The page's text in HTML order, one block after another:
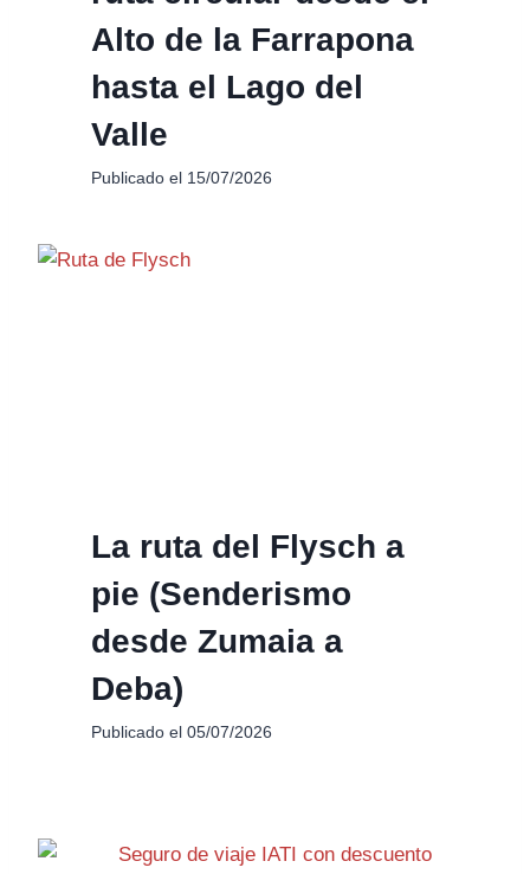
Alto de la Farrapona
hasta el Lago del
Valle
Publicado el 15/07/2026
La ruta del Flysch a
pie (Senderismo
desde Zumaia a
Deba)
Publicado el 05/07/2026